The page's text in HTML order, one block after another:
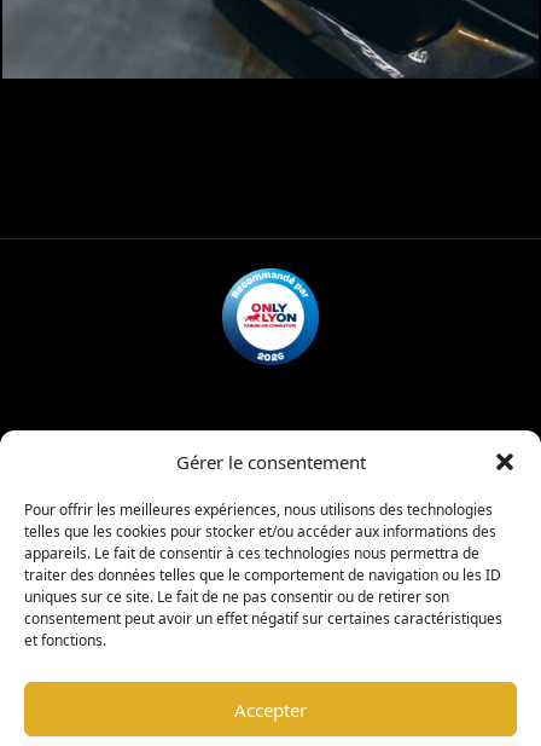
Gérer le consentement
Pour offrir les meilleures expériences, nous utilisons des technologies
telles que les cookies pour stocker et/ou accéder aux informations des
appareils. Le fait de consentir à ces technologies nous permettra de
traiter des données telles que le comportement de navigation ou les ID
uniques sur ce site. Le fait de ne pas consentir ou de retirer son
consentement peut avoir un effet négatif sur certaines caractéristiques
et fonctions.
Accepter
copyright © 2026 -Coligny Car Museum|Tous droits réservés
/www/wwwroot/colignycarmuseum.fr/wp-
content/plugins/sitepress-multilingual-